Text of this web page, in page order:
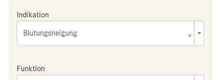
Indikation
×
Blutungsneigung
Funktion